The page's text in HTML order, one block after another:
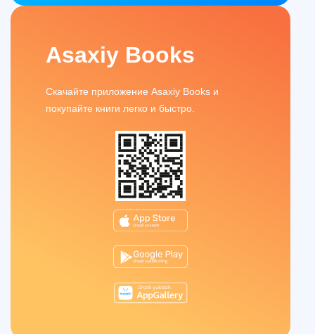
Asaxiy Books
Скачайте приложение Asaxiy Books и
покупайте книги легко и быстро.